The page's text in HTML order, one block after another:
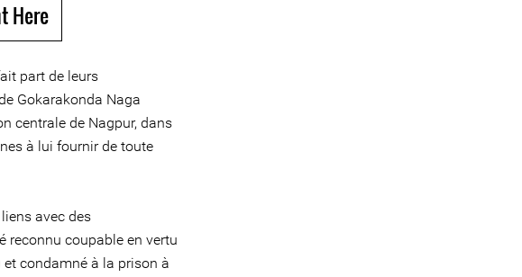
Here
part de leurs
Gokarakonda Naga
centrale de Nagpur, dans
à lui fournir de toute
avec des
reconnu coupable en vertu
condamné à la prison à